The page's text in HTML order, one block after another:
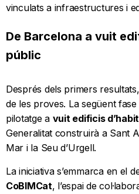
vinculats a infraestructures i
De Barcelona a vuit
públic
Després dels primers
de les proves. La següent
pilotatge a vuit edificis
Generalitat construirà a Sant
Mar i la Seu d’Urgell.
La iniciativa s’emmarca en el
CoBIMCat, l’espai de